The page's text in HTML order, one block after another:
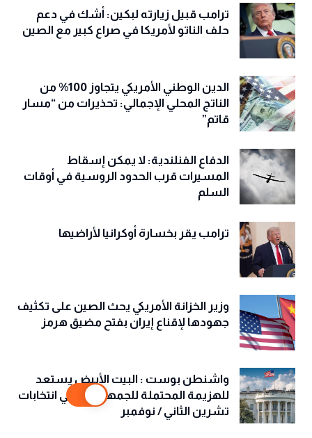
ترامب قبيل زيارته لبكين: أشك في دعم
حلف الناتو لأمريكا في صراع كبير مع الصين
الدين الوطني الأمريكي يتجاوز 100% من
الناتج المحلي الإجمالي: تحذيرات من “مسار
قاتم”
الدفاع الفنلندية: لا يمكن إسقاط
المسيرات قرب الحدود الروسية في أوقات
السلم
ترامب يقر بخسارة أوكرانيا لأراضيها
وزير الخزانة الأمريكي يحث الصين على تكثيف
جهودها لإقناع إيران بفتح مضيق هرمز
واشنطن بوست : البيت الأبيض يستعد
للهزيمة المحتملة للجمهوريين في انتخابات
تشرين الثاني / نوفمبر